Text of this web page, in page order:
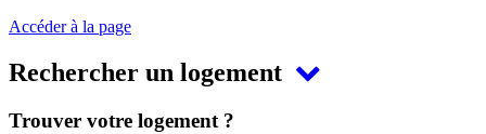
Accéder à la page
Rechercher un logement
Trouver votre logement ?